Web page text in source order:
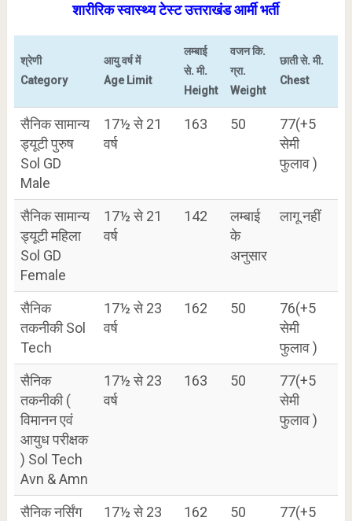
शारीरिक स्वास्थ्य टेस्ट उत्तराखंड आर्मी भर्ती
श्रेणी
Category
आयु वर्ष में
Age Limit
लम्बाई
से. मी.
Height
वजन कि.
ग्रा.
Weight
छाती से. मी.
Chest
सैनिक सामान्य
ड्यूटी पुरुष
Sol GD
Male
17½ से 21
वर्ष
163 50
77(+5
सेमी
फुलाव )
सैनिक सामान्य
ड्यूटी महिला
Sol GD
Female
17½ से 21
वर्ष
142
लम्बाई
के
अनुसार
लागू नहीं
सैनिक
तकनीकी Sol
Tech
17½ से 23
वर्ष
162 50
76(+5
सेमी
फुलाव )
सैनिक
तकनीकी (
विमानन एवं
आयुध परीक्षक
) Sol Tech
Avn & Amn
17½ से 23
वर्ष
163 50
77(+5
सेमी
फुलाव )
सैनिक नर्सिंग
17½ से 23
162 50
77(+5